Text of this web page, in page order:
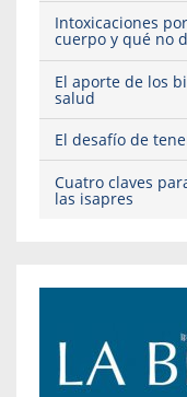
Intoxicaciones
cuerpo y qué no
El aporte de los
salud
El desafío de
Cuatro claves
las isapres